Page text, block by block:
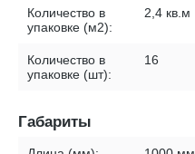
Количество в
упаковке (м2):
2,4 кв.м
Количество в
упаковке (шт):
16
Габариты